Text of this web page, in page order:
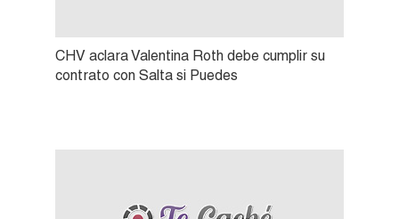
CHV aclara Valentina Roth debe cumplir su
contrato con Salta si Puedes